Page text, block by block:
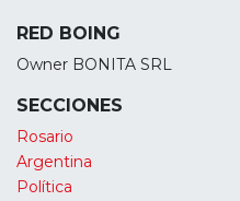
RED BOING
Owner BONITA SRL
SECCIONES
Rosario
Argentina
Política